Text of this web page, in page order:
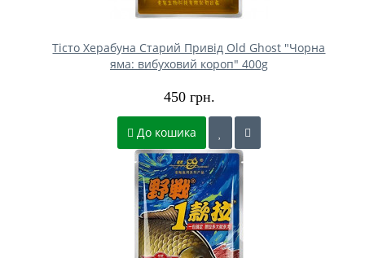
Тісто Херабуна Старий Привід Old Ghost "Чорна
яма: вибуховий короп" 400g
450 грн.
До кошика